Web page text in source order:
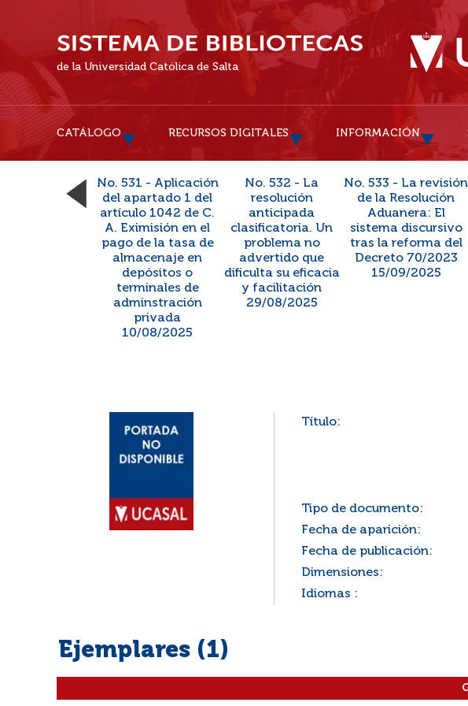
de la Universidad Católica de Salta
CATÁLOGO RECURSOS DIGITALES INFORMACIÓN
No. 531 - Aplicación
del apartado 1 del
artículo 1042 de C.
A. Eximisión en el
pago de la tasa de
almacenaje en
depósitos o
terminales de
adminstración
privada
10/08/2025
No. 532 - La
resolución
anticipada
clasificatoria. Un
problema no
advertido que
dificulta su eficacia
y facilitación
29/08/2025
No. 533 - La revisión
de la Resolución
Aduanera: El
sistema discursivo
tras la reforma del
Decreto 70/2023
15/09/2025
Título:
Tipo de documento:
Fecha de aparición:
Fecha de publicación:
Dimensiones:
Idiomas :
Ejemplares (1)